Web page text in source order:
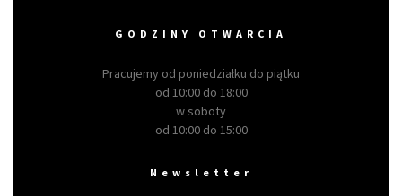
GODZINY OTWARCIA
Pracujemy od poniedziałku do piątku
od 10:00 do 18:00
w soboty
od 10:00 do 15:00
Newsletter